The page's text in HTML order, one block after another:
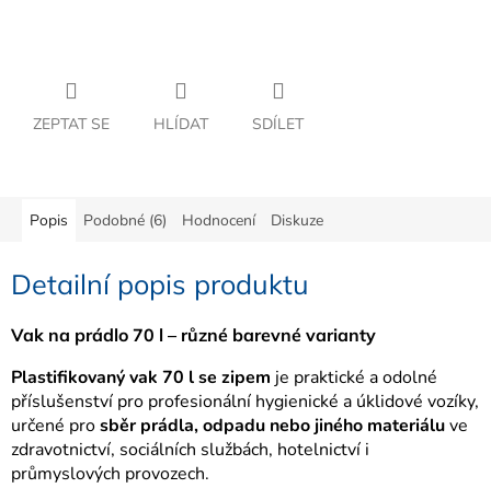
ZEPTAT SE HLÍDAT SDÍLET
Popis Podobné (6) Hodnocení Diskuze
Detailní popis produktu
Vak na prádlo 70 l – různé barevné varianty
Plastifikovaný vak 70 l se zipem je praktické a odolné
příslušenství pro profesionální hygienické a úklidové vozíky,
určené prosběr prádla, odpadu nebo jiného materiáluve
zdravotnictví, sociálních službách, hotelnictví i
průmyslových provozech.